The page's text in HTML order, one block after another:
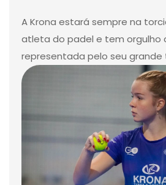
A Krona estará sempre na
atleta do padel e tem orgulho
representada pelo seu grande